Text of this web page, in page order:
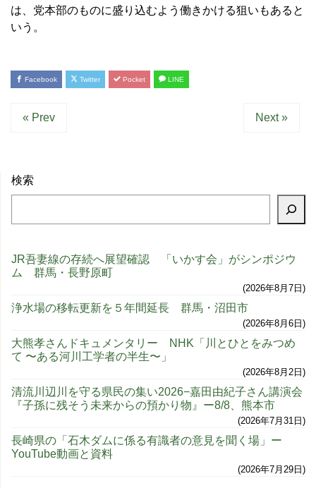
は、党本部のものに盛り込むよう働きかける狙いもあると
いう。
Facebook Twitter Pocket LINE
« Prev Next »
検索
JR吾妻線の存続へ展望確認 「いかす会」がシンポジウ
ム 群馬・長野原町
2026年8月7日
浄水場の移転更新を５年間延長 群馬・沼田市
2026年8月6日
大熊孝さんドキュメンタリー NHK「川とひとをみつめ
て 〜ある河川工学者の半生〜」
2026年8月2日
清流川辺川を守る県民の集い2026−嘉田由紀子さん講演会
『子孫に残そう未来からの預かり物』ー8/8、熊本市
2026年7月31日
長崎県の「石木ダムに係る有識者の意見を聞く場」ー
YouTube動画と資料
2026年7月29日